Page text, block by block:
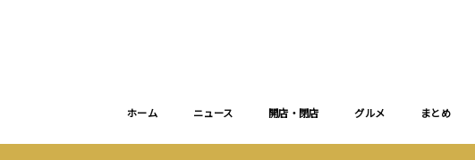
ホーム ニュース 開店・閉店 グルメ まとめ